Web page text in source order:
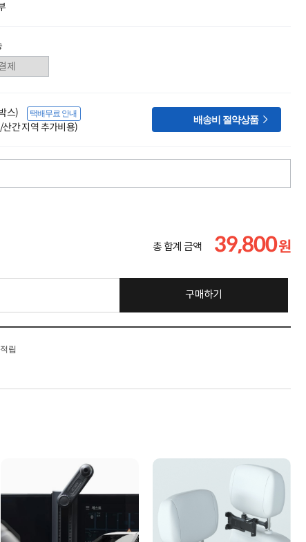
스) 택배무료 안내
산간 지역 추가비용)
배송비 절약상품 
총 합계 금액 39,800원
구매하기
립